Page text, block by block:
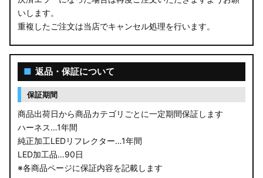
いします。
重複したご注文は当店でキャンセル処理を行います。
■ 返品・保証について
保証期間
商品出荷日から商品カテゴリごとに一定期間保証します
ハーネス…1年間
純正加工LEDリフレクター…1年間
LED加工品…90日
※各商品ページに保証内容を記載します